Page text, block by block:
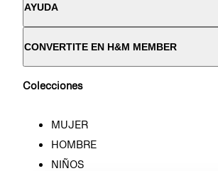
AYUDA
CONVERTITE EN H&M MEMBER
Colecciones
MUJER
HOMBRE
NIÑOS